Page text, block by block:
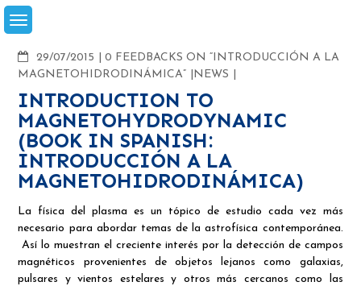
Skip
to
29/07/2015
COMMENTS
0 FEEDBACKS ON “INTRODUCCIÓN A LA
MAGNETOHIDRODINÁMICA”
NEWS
INTRODUCTION TO
MAGNETOHYDRODYNAMIC
(BOOK IN SPANISH:
INTRODUCCIÓN A LA
MAGNETOHIDRODINÁMICA)
La física del plasma es un tópico de estudio cada vez más
necesario para abordar temas de la astrofísica contemporánea.
Así lo muestran el creciente interés por la detección de campos
magnéticos provenientes de objetos lejanos como galaxias,
pulsares y vientos estelares y otros más cercanos como las